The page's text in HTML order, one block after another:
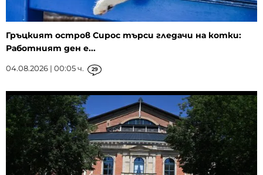
Гръцкият остров Сирос търси гледачи на котки:
Работният ден е...
04.08.2026 | 00:05 ч. 29